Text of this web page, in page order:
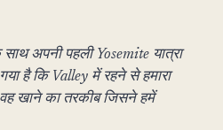
अपनी पहली Yosemite यात्रा
है कि Valley में रहने से हमारा
खाने का तरकीब जिसने हमें